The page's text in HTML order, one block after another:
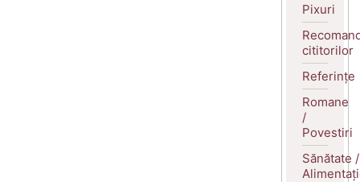
Pixuri
cititorilor
Referințe
Romane
/
Povestiri
Sănătate /